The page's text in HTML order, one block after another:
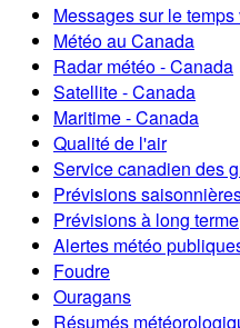
Messages sur le
Météo au Canada
Radar météo - Canada
Satellite - Canada
Maritime - Canada
Qualité de l'air
Service canadien des
Prévisions
Prévisions à long terme
Alertes météo
Foudre
Ouragans
Résumés